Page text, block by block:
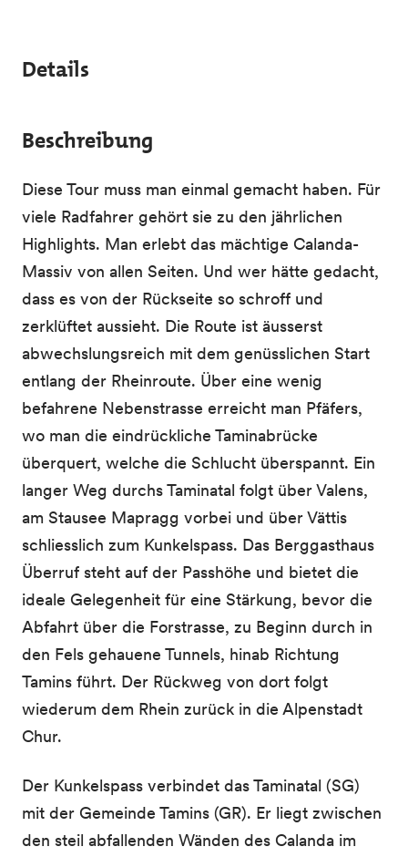
Details
Beschreibung
Diese Tour muss man einmal gemacht haben. Für
viele Radfahrer gehört sie zu den jährlichen
Highlights. Man erlebt das mächtige Calanda-
Massiv von allen Seiten. Und wer hätte gedacht,
dass es von der Rückseite so schroff und
zerklüftet aussieht. Die Route ist äusserst
abwechslungsreich mit dem genüsslichen Start
entlang der Rheinroute. Über eine wenig
befahrene Nebenstrasse erreicht man Pfäfers,
wo man die eindrückliche Taminabrücke
überquert, welche die Schlucht überspannt. Ein
langer Weg durchs Taminatal folgt über Valens,
am Stausee Mapragg vorbei und über Vättis
schliesslich zum Kunkelspass. Das Berggasthaus
Überruf steht auf der Passhöhe und bietet die
ideale Gelegenheit für eine Stärkung, bevor die
Abfahrt über die Forstrasse, zu Beginn durch in
den Fels gehauene Tunnels, hinab Richtung
Tamins führt. Der Rückweg von dort folgt
wiederum dem Rhein zurück in die Alpenstadt
Chur.
Der Kunkelspass verbindet das Taminatal (SG)
mit der Gemeinde Tamins (GR). Er liegt zwischen
den steil abfallenden Wänden des Calanda im